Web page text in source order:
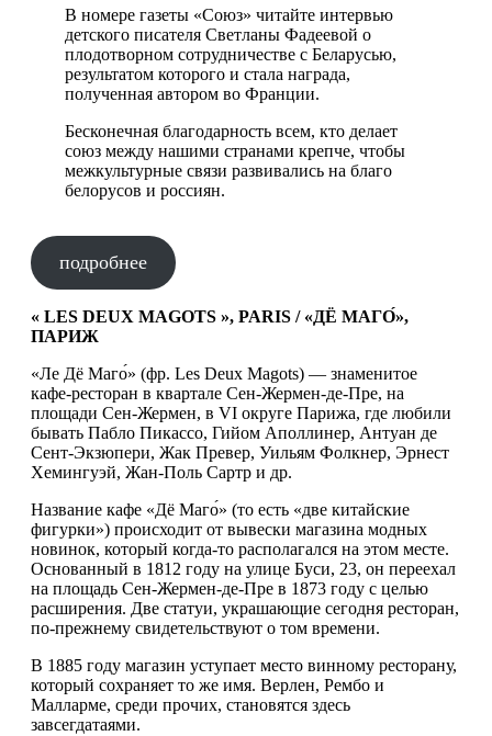
В номере газеты «Союз» читайте интервью
детского писателя Светланы Фадеевой о
плодотворном сотрудничестве с Беларусью,
результатом которого и стала награда,
полученная автором во Франции.
Бесконечная благодарность всем, кто делает
союз между нашими странами крепче, чтобы
межкультурные связи развивались на благо
белорусов и россиян.
подробнее
« LES DEUX MAGOTS », PARIS / «ДЁ МАГО́»,
ПАРИЖ
«Ле Дё Маго́» (фр. Les Deux Magots) — знаменитое
кафе-ресторан в квартале Сен-Жермен-де-Пре, на
площади Сен-Жермен, в VI округе Парижа, где любили
бывать Пабло Пикассо, Гийом Аполлинер, Антуан де
Сент-Экзюпери, Жак Превер, Уильям Фолкнер, Эрнест
Хемингуэй, Жан-Поль Сартр и др.
Название кафе «Дё Маго́» (то есть «две китайские
фигурки») происходит от вывески магазина модных
новинок, который когда-то располагался на этом месте.
Основанный в 1812 году на улице Буси, 23, он переехал
на площадь Сен-Жермен-де-Пре в 1873 году с целью
расширения. Две статуи, украшающие сегодня ресторан,
по-прежнему свидетельствуют о том времени.
В 1885 году магазин уступает место винному ресторану,
который сохраняет то же имя. Верлен, Рембо и
Малларме, среди прочих, становятся здесь
завсегдатаями.